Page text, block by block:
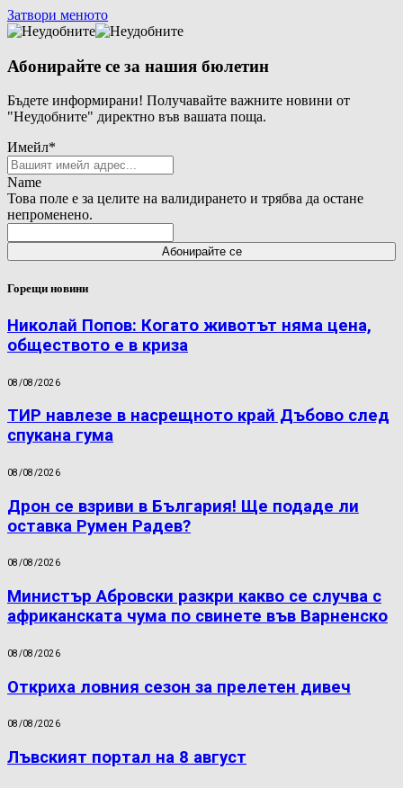
Затвори менюто
Абонирайте се за нашия бюлетин
Бъдете информирани! Получавайте важните новини от
"Неудобните" директно във вашата поща.
Имейл*
Name
Това поле е за целите на валидирането и трябва да остане
непроменено.
Горещи новини
Николай Попов: Когато животът няма цена,
обществото е в криза
08/08/2026
ТИР навлезе в насрещното край Дъбово след
спукана гума
08/08/2026
Дрон се взриви в България! Ще подаде ли
оставка Румен Радев?
08/08/2026
Министър Абровски разкри какво се случва с
африканската чума по свинете във Варненско
08/08/2026
Откриха ловния сезон за прелетен дивеч
08/08/2026
Лъвският портал на 8 август